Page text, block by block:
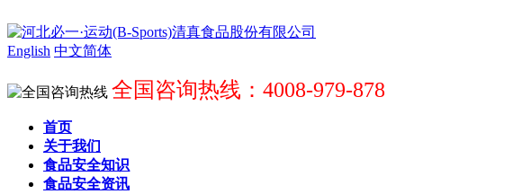
English 中文简体
全国咨询热线：4008-979-878
首页
关于我们
食品安全知识
食品安全资讯